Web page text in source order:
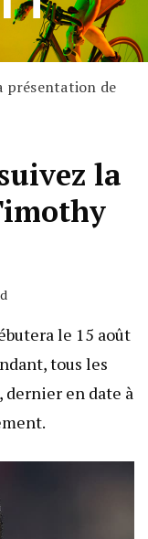
présentation de
la
le 15 août
tous les
dernier en date à